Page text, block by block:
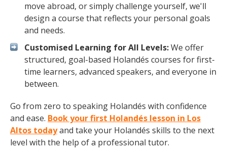
move abroad, or simply challenge yourself, we'll
design a course that reflects your personal goals
and needs.
Customised Learning for All Levels:We offer
structured, goal-based Holandés courses for first-
time learners, advanced speakers, and everyone in
between.
Go from zero to speaking Holandés with confidence
and ease. Book your first Holandés lesson in Los
Altos todayand take your Holandés skills to the next
level with the help of a professional tutor.